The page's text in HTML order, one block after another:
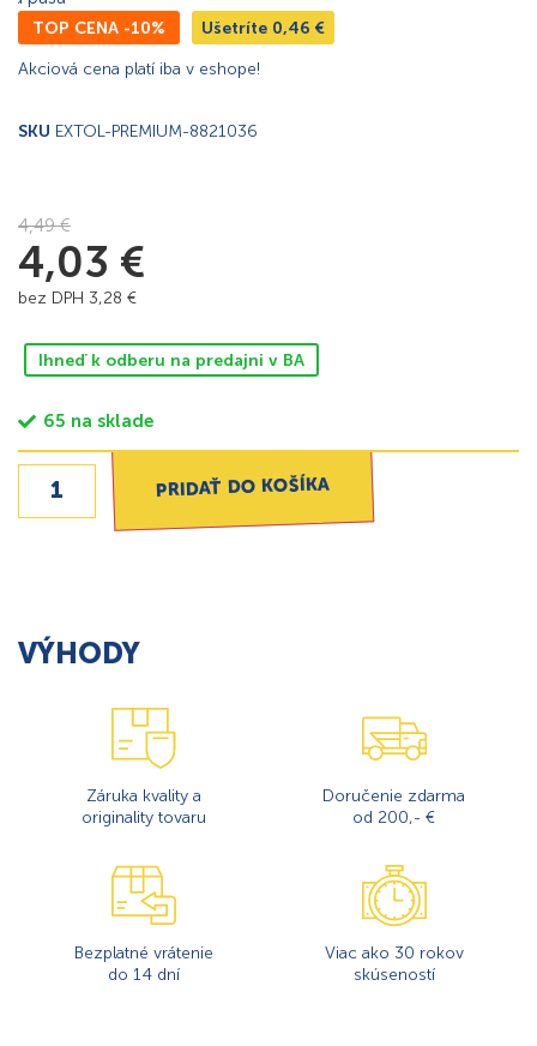
TOP CENA -10% Ušetríte 0,46 €
Akciová cena platí iba v eshope!
SKU EXTOL-PREMIUM-8821036
4,49€
4,03 €
bez DPH 3,28 €
Ihneď k odberu na predajni v BA
65 na sklade
PRIDAŤ DO KOŠÍKA
VÝHODY
Záruka kvality a
originality tovaru
Doručenie zdarma
od 200,- €
Bezplatné vrátenie
do 14 dní
Viac ako 30 rokov
skúseností